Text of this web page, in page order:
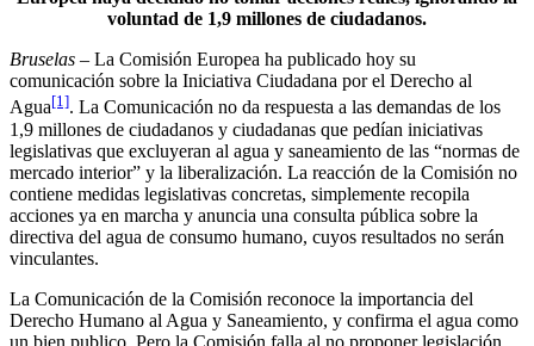
voluntad de 1,9 millones de ciudadanos.
Bruselas – La Comisión Europea ha publicado hoy su
comunicación sobre la Iniciativa Ciudadana por el Derecho al
Agua[1]. La Comunicación no da respuesta a las demandas de los
1,9 millones de ciudadanos y ciudadanas que pedían iniciativas
legislativas que excluyeran al agua y saneamiento de las “normas de
mercado interior” y la liberalización. La reacción de la Comisión no
contiene medidas legislativas concretas, simplemente recopila
acciones ya en marcha y anuncia una consulta pública sobre la
directiva del agua de consumo humano, cuyos resultados no serán
vinculantes.
La Comunicación de la Comisión reconoce la importancia del
Derecho Humano al Agua y Saneamiento, y confirma el agua como
un bien publico. Pero la Comisión falla al no proponer legislación